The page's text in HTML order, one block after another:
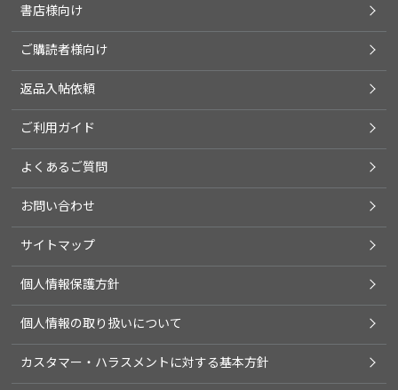
書店様向け
ご購読者様向け
返品入帖依頼
ご利用ガイド
よくあるご質問
お問い合わせ
サイトマップ
個人情報保護方針
個人情報の取り扱いについて
カスタマー・ハラスメントに対する基本方針